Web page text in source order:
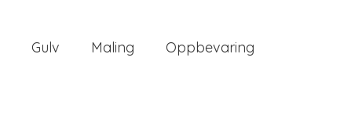
Gulv Maling Oppbevaring